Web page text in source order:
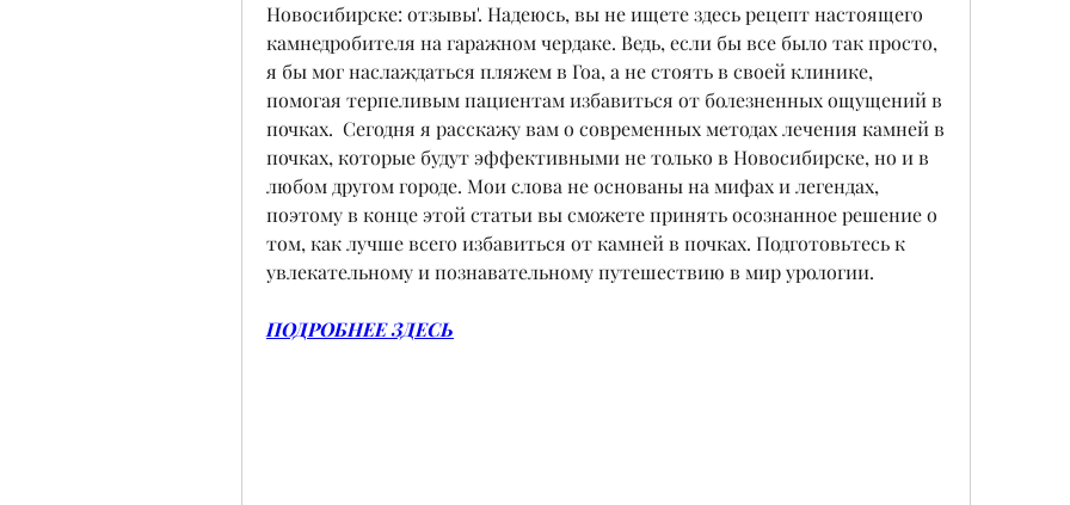
Новосибирске: отзывы'. Надеюсь, вы не ищете здесь рецепт настоящего
камнедробителя на гаражном чердаке. Ведь, если бы все было так просто,
я бы мог наслаждаться пляжем в Гоа, а не стоять в своей клинике,
помогая терпеливым пациентам избавиться от болезненных ощущений в
почках.  Сегодня я расскажу вам о современных методах лечения камней в
почках, которые будут эффективными не только в Новосибирске, но и в
любом другом городе. Мои слова не основаны на мифах и легендах,
поэтому в конце этой статьи вы сможете принять осознанное решение о
том, как лучше всего избавиться от камней в почках. Подготовьтесь к
увлекательному и познавательному путешествию в мир урологии.
ПОДРОБНЕЕ ЗДЕСЬ